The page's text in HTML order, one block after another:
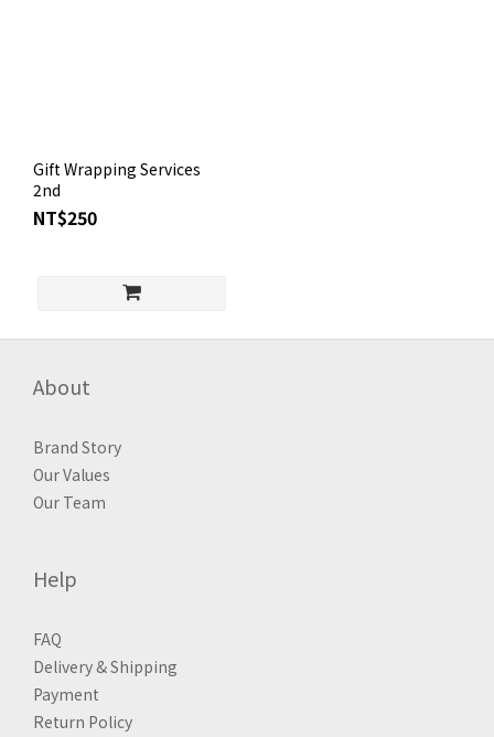
Gift Wrapping Services
2nd
NT$250
About
Brand Story
Our Values
Our Team
Help
FAQ
Delivery & Shipping
Payment
Return Policy